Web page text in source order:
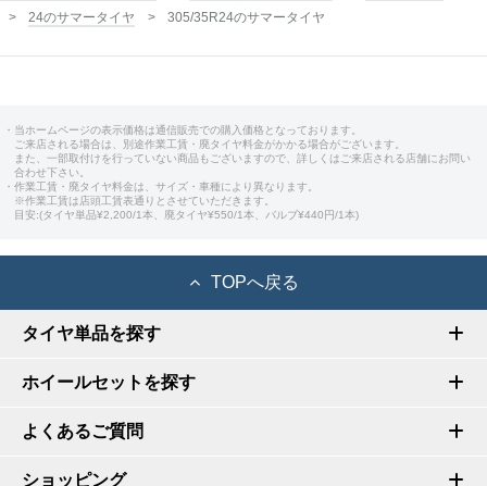
24のサマータイヤ
305/35R24のサマータイヤ
・当ホームページの表示価格は通信販売での購入価格となっております。
ご来店される場合は、別途作業工賃・廃タイヤ料金がかかる場合がございます。
また、一部取付けを行っていない商品もございますので、詳しくはご来店される店舗にお問い
合わせ下さい。
・作業工賃・廃タイヤ料金は、サイズ・車種により異なります。
※作業工賃は店頭工賃表通りとさせていただきます。
目安:(タイヤ単品¥2,200/1本、廃タイヤ¥550/1本、バルブ¥440円/1本)
TOPへ戻る
タイヤ単品を探す
ホイールセットを探す
よくあるご質問
ショッピング